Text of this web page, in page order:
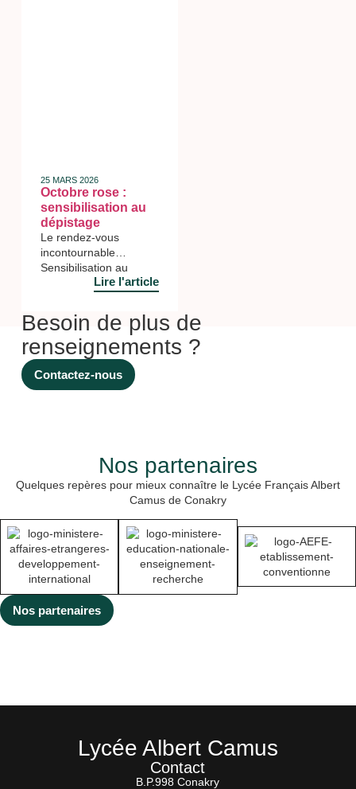
25 MARS 2026
Octobre rose :
sensibilisation au
dépistage
Le rendez-vous
incontournable
Sensibilisation au
dépistage Ce jeudi 9
Camus participé à la
campagne de
sensibilisation au
dépistage du cancer du
sein pour soutenir cet
évènement planétaire.
RINGUEDE, professeur
de SVT, plusieurs
cœurs ont été réalisés
Lire l'article
Besoin de plus de
renseignements ?
Contactez-nous
Nos partenaires
Quelques repères pour mieux connaître le Lycée Français Albert
Camus de Conakry
Nos partenaires
Lycée Albert Camus
Contact
B.P.998 Conakry